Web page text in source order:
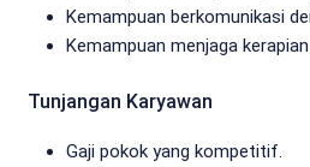
Kemampuan berkomunikasi
Kemampuan menjaga
Tunjangan Karyawan
Gaji pokok yang kompetitif.